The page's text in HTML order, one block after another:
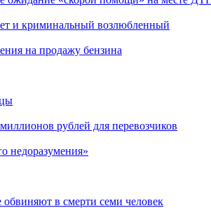
и криминальный возлюбленный
на продажу бензина
рублей для перевозчиков
недоразумения»
в смерти семи человек